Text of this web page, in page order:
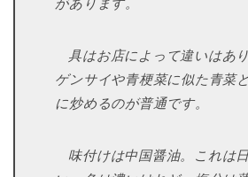
があります。
具はお店によって違いはあ
ゲンサイや青梗菜に似た青菜
に炒めるのが普通です。
味付けは中国醤油。これは